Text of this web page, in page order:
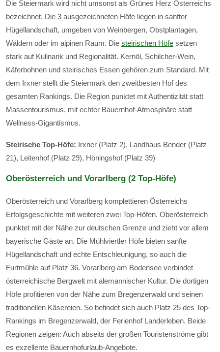
Die Steiermark wird nicht umsonst als Grünes Herz Österreichs
bezeichnet. Die 3 ausgezeichneten Höfe liegen in sanfter
Hügellandschaft, umgeben von Weinbergen, Obstplantagen,
Wäldern oder im alpinen Raum. Die steirischen Höfe setzen
stark auf Kulinarik und Regionalität. Kernöl, Schilcher-Wein,
Käferbohnen und steirisches Essen gehören zum Standard. Mit
dem Irxner stellt die Steiermark den zweitbesten Hof des
gesamten Rankings. Die Region punktet mit Authentizität statt
Massentourismus, mit echter Bauernhof-Atmosphäre statt
Wellness-Gigantismus.
Steirische Top-Höfe: Irxner (Platz 2), Landhaus Bender (Platz
21), Leitenhof (Platz 29), Höningshof (Platz 39)
Oberösterreich und Vorarlberg (2 Top-Höfe)
Oberösterreich und Vorarlberg komplettieren Österreichs
Erfolgsgeschichte mit weiteren zwei Top-Höfen. Oberösterreich
punktet mit der Nähe zur deutschen Grenze und zieht vor allem
bayerische Gäste an. Die Mühlviertler Höfe bieten sanfte
Hügellandschaft und echte Entschleunigung, so auch die
Furtmühle auf Platz 36. Vorarlberg am Bodensee verbindet
österreichische Bergwelt mit alemannischer Kultur. Die dortigen
Höfe profitieren von der Nähe zum Bregenzerwald und seinen
traditionellen Käsereien. So befindet sich auch Platz 25 des Top-
Rankings im Bregenzerwald, der Ferienhof Landerleben. Beide
Regionen zeigen: Auch abseits der großen Touristenströme gibt
es exzellente Bauernhofurlaub-Angebote.